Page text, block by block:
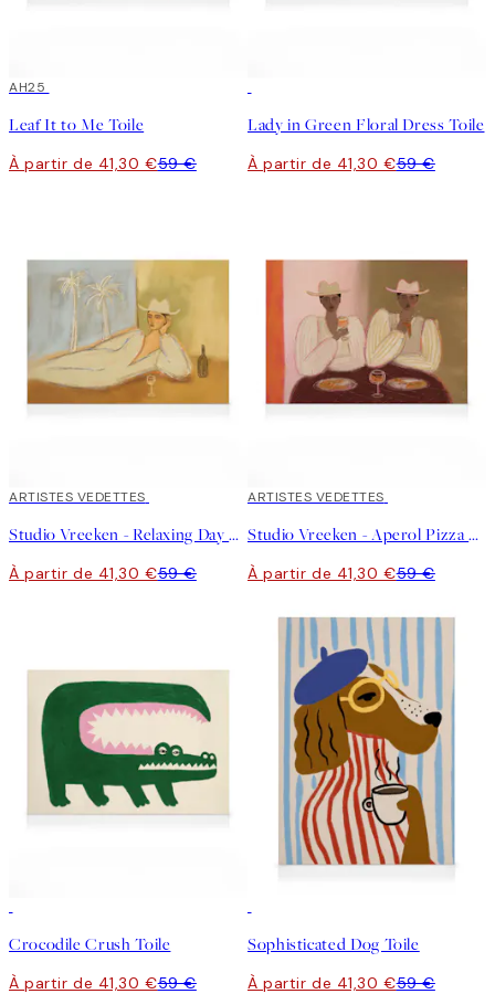
30%*
AH25
Leaf It to Me Toile
À partir de 41,30 €59 €
Lady in Green Floral Dress Toile
À partir de 41,30 €59 €
30%*
ARTISTES VEDETTES
Studio Vreeken - Relaxing Day No1 Toile
À partir de 41,30 €59 €
30%*
ARTISTES VEDETTES
Studio Vreeken - Aperol Pizza Party Toile
À partir de 41,30 €59 €
Crocodile Crush Toile
À partir de 41,30 €59 €
Sophisticated Dog Toile
À partir de 41,30 €59 €